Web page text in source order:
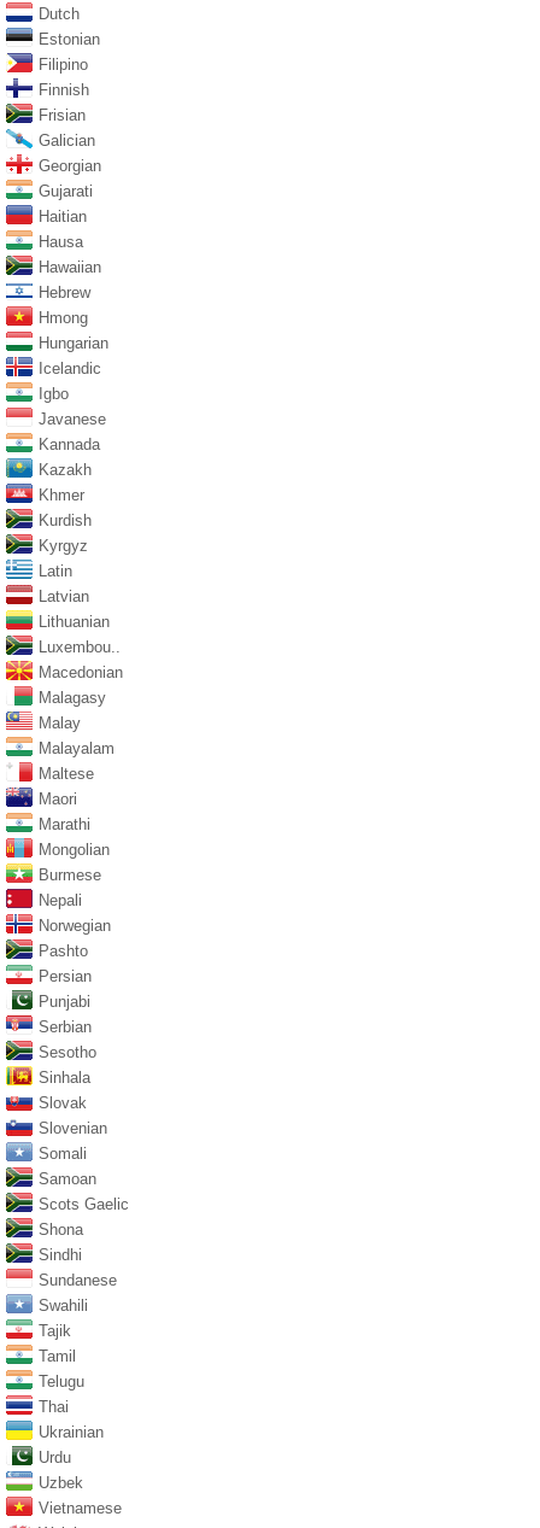
Dutch
Estonian
Filipino
Finnish
Frisian
Galician
Georgian
Gujarati
Haitian
Hausa
Hawaiian
Hebrew
Hmong
Hungarian
Icelandic
Igbo
Javanese
Kannada
Kazakh
Khmer
Kurdish
Kyrgyz
Latin
Latvian
Lithuanian
Luxembou..
Macedonian
Malagasy
Malay
Malayalam
Maltese
Maori
Marathi
Mongolian
Burmese
Nepali
Norwegian
Pashto
Persian
Punjabi
Serbian
Sesotho
Sinhala
Slovak
Slovenian
Somali
Samoan
Scots Gaelic
Shona
Sindhi
Sundanese
Swahili
Tajik
Tamil
Telugu
Thai
Ukrainian
Urdu
Uzbek
Vietnamese